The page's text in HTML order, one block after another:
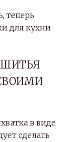
теперь
для кухни
в виде
сделать